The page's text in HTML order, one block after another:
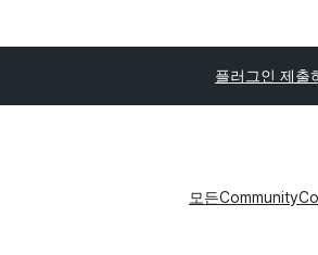
플러그인 제출
모든Community